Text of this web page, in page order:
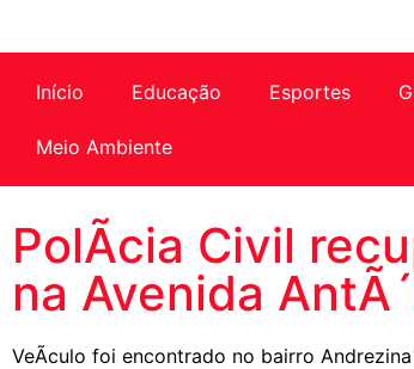
Início Educação Esportes
Meio Ambiente
PolÃ­cia Civil
na Avenida
VeÃ­culo foi encontrado no bairro Andrezina